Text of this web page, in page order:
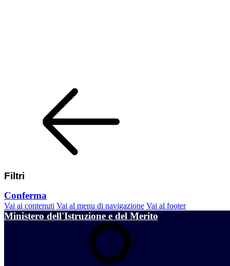
Filtri
Conferma
Vai ai contenuti Vai al menu di navigazione Vai al footer
Ministero dell'Istruzione e del Merito